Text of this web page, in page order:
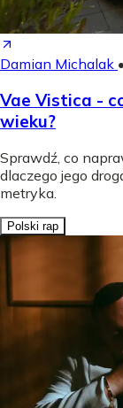
Damian Michalak •
Vae Vistica -
wieku?
Sprawdź, co
dlaczego jego
metryka.
Polski rap